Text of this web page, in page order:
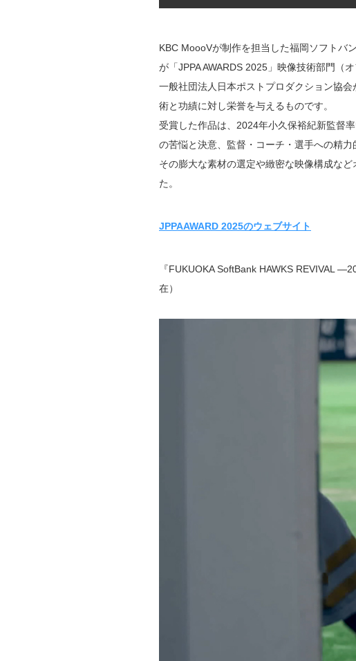
KBC MoooVが制作を担当した福岡ソフト
が「JPPA AWARDS 2025」映像技術部門（
一般社団法人日本ポストプロダクション協
術と功績に対し栄誉を与えるものです。
受賞した作品は、2024年小久保裕紀新監督
の苦悩と決意、監督・コーチ・選手への精
その膨大な素材の選定や緻密な映像構成な
た。
JPPAAWARD 2025のウェブサイト
『FUKUOKA SoftBank HAWKS REVIVAL
在）